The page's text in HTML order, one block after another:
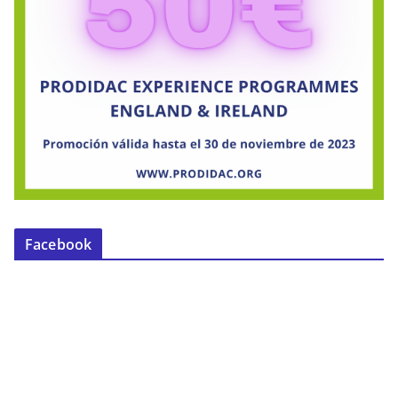
Facebook